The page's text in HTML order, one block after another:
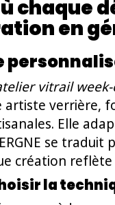
chaque
en
vitrail
artiste verrière,
Elle
se
création
la